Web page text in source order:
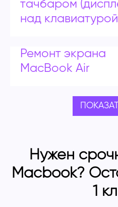
тачбаром
над
Ремонт экрана
MacBook Air
Нужен
Macbook?
1